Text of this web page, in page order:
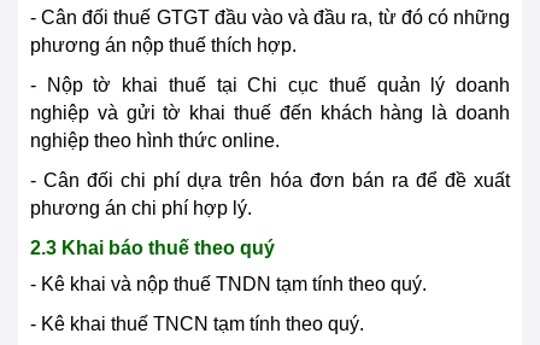
- Cân đối thuế GTGT đầu vào và đầu ra, từ đó có những
phương án nộp thuế thích hợp.
- Nộp tờ khai thuế tại Chi cục thuế quản lý doanh
nghiệp và gửi tờ khai thuế đến khách hàng là doanh
nghiệp theo hình thức online.
- Cân đối chi phí dựa trên hóa đơn bán ra để đề xuất
phương án chi phí hợp lý.
2.3 Khai báo thuế theo quý
- Kê khai và nộp thuế TNDN tạm tính theo quý.
- Kê khai thuế TNCN tạm tính theo quý.